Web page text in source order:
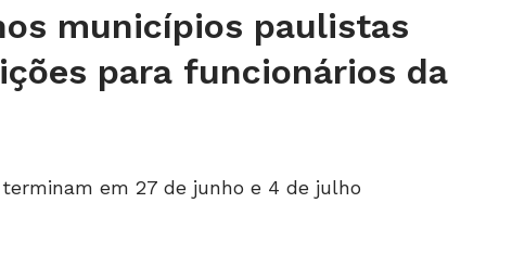
municípios paulistas
para funcionários da
em 27 de junho e 4 de julho